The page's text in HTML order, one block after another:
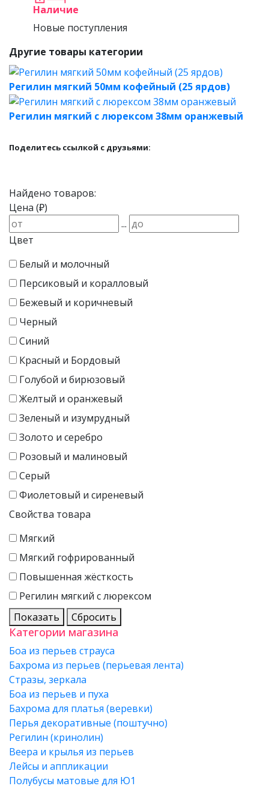
Наличие
Новые поступления
Другие товары категории
Регилин мягкий 50мм кофейный (25 ярдов)
Регилин мягкий с люрексом 38мм оранжевый
Поделитесь ссылкой с друзьями:
Найдено товаров:
Цена (₽)
...
Цвет
Белый и молочный
Персиковый и коралловый
Бежевый и коричневый
Черный
Синий
Красный и Бордовый
Голубой и бирюзовый
Желтый и оранжевый
Зеленый и изумрудный
Золото и серебро
Розовый и малиновый
Серый
Фиолетовый и сиреневый
Свойства товара
Мягкий
Мягкий гофрированный
Повышенная жёсткость
Регилин мягкий с люрексом
Показать
Сбросить
Категории магазина
Боа из перьев страуса
Бахрома из перьев (перьевая лента)
Стразы, зеркала
Боа из перьев и пуха
Бахрома для платья (веревки)
Перья декоративные (поштучно)
Регилин (кринолин)
Веера и крылья из перьев
Лейсы и аппликации
Полубусы матовые для Ю1